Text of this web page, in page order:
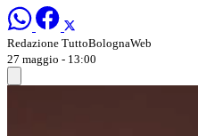
Redazione TuttoBolognaWeb
27 maggio - 13:00